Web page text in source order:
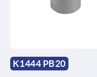
K1444 PB20